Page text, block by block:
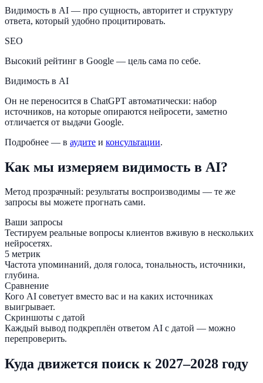
Видимость в AI — про сущность, авторитет и структуру
ответа, который удобно процитировать.
SEO
Высокий рейтинг в Google — цель сама по себе.
Видимость в AI
Он не переносится в ChatGPT автоматически: набор
источников, на которые опираются нейросети, заметно
отличается от выдачи Google.
Подробнее — в аудите и консультации.
Как мы измеряем видимость в AI?
Метод прозрачный: результаты воспроизводимы — те же
запросы вы можете прогнать сами.
Ваши запросы
Тестируем реальные вопросы клиентов вживую в нескольких
нейросетях.
5 метрик
Частота упоминаний, доля голоса, тональность, источники,
глубина.
Сравнение
Кого AI советует вместо вас и на каких источниках
выигрывает.
Скриншоты с датой
Каждый вывод подкреплён ответом AI с датой — можно
перепроверить.
Куда движется поиск к 2027–2028 году